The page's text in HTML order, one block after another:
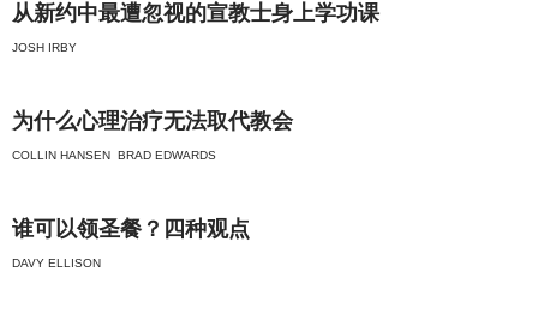
从新约中最遭忽视的宣教士身上学功课
JOSH IRBY
为什么心理治疗无法取代教会
COLLIN HANSEN BRAD EDWARDS
谁可以领圣餐？四种观点
DAVY ELLISON